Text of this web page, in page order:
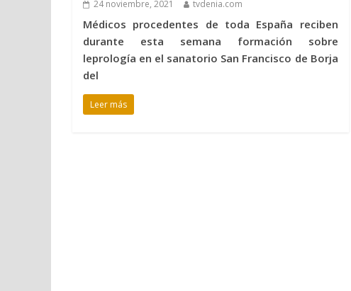
24 noviembre, 2021 tvdenia.com
Médicos procedentes de toda España reciben
durante esta semana formación sobre
leprología en el sanatorio San Francisco de Borja
del
Leer más